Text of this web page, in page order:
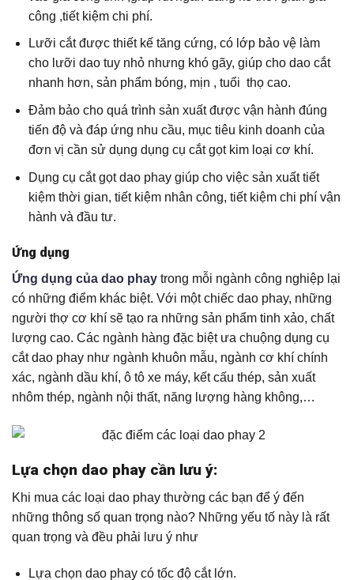
công ,tiết kiệm chi phí.
Lưỡi cắt được thiết kế tăng cứng, có lớp bảo vệ làm
cho lưỡi dao tuy nhỏ nhưng khó gãy, giúp cho dao cắt
nhanh hơn, sản phẩm bóng, mịn , tuổi thọ cao.
Đảm bảo cho quá trình sản xuất được vận hành đúng
tiến độ và đáp ứng nhu cầu, mục tiêu kinh doanh của
đơn vị cần sử dụng dụng cụ cắt gọt kim loại cơ khí.
Dụng cụ cắt gọt dao phay giúp cho việc sản xuất tiết
kiệm thời gian, tiết kiệm nhân công, tiết kiệm chi phí vận
hành và đầu tư.
Ứng dụng
Ứng dụng của dao phay trong mỗi ngành công nghiệp lại
có những điểm khác biệt. Với một chiếc dao phay, những
người thợ cơ khí sẽ tạo ra những sản phẩm tinh xảo, chất
lượng cao. Các ngành hàng đặc biệt ưa chuộng dụng cụ
cắt dao phay như ngành khuôn mẫu, ngành cơ khí chính
xác, ngành dầu khí, ô tô xe máy, kết cấu thép, sản xuất
nhôm thép, ngành nội thất, năng lượng hàng không,…
Lựa chọn dao phay cần lưu ý:
Khi mua các loại dao phay thường các bạn để ý đến
những thông số quan trọng nào? Những yếu tố này là rất
quan trọng và đều phải lưu ý như
Lựa chọn dao phay có tốc độ cắt lớn.